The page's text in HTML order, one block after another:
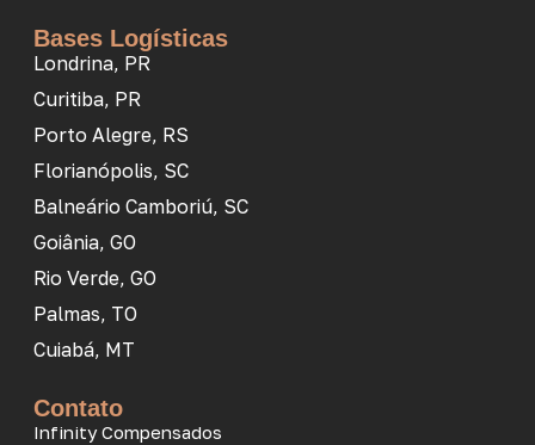
Bases Logísticas
Londrina, PR
Curitiba, PR
Porto Alegre, RS
Florianópolis, SC
Balneário Camboriú, SC
Goiânia, GO
Rio Verde, GO
Palmas, TO
Cuiabá, MT
Contato
Infinity Compensados